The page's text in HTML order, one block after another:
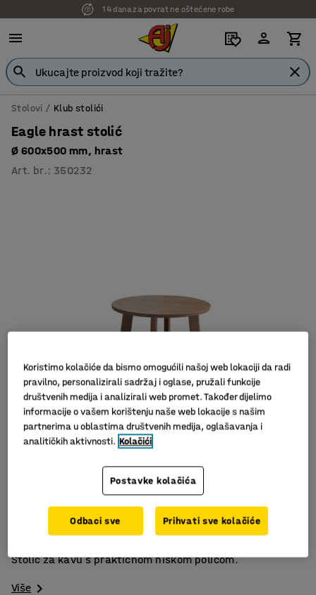
14 dana za povrat ne oštećene robe
Stolovi Klub stolići
Eagle hrast stolić
Ø 600x500 mm, hrast
Art. br. : 350232
Nekoliko različitih modela
Praktična niska polica
Stolić za kavu s praktičnom niskom policom.
Više
Koristimo kolačiće da bismo omogućili našoj web lokaciji da radi
pravilno, personalizirali sadržaj i oglase, pružali funkcije
društvenih medija i analizirali web promet. Također dijelimo
informacije o vašem korištenju naše web lokacije s našim
partnerima u oblastima društvenih medija, oglašavanja i
analitičkih aktivnosti. Kolačići
Postavke kolačića
Odbaci sve Prihvati sve kolačiće